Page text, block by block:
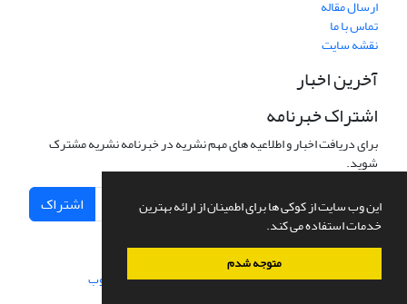
این وب سایت از کوکی ها برای اطمینان از ارائه بهترین
خدمات استفاده می کند.
متوجه شدم
ارسال مقاله
تماس با ما
نقشه سایت
آخرین اخبار
اشتراک خبرنامه
برای دریافت اخبار و اطلاعیه های مهم نشریه در خبرنامه نشریه مشترک
شوید.
اشتراک
سامانه مدیریت نشریات علمی.طراحی و پیاده سازی از سیناوب